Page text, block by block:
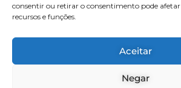
consentir ou retirar o consentimento pode
recursos e funções.
Aceitar
Negar